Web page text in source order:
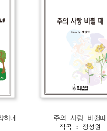
하네 주의 사랑 비췰때
작곡 : 정성원